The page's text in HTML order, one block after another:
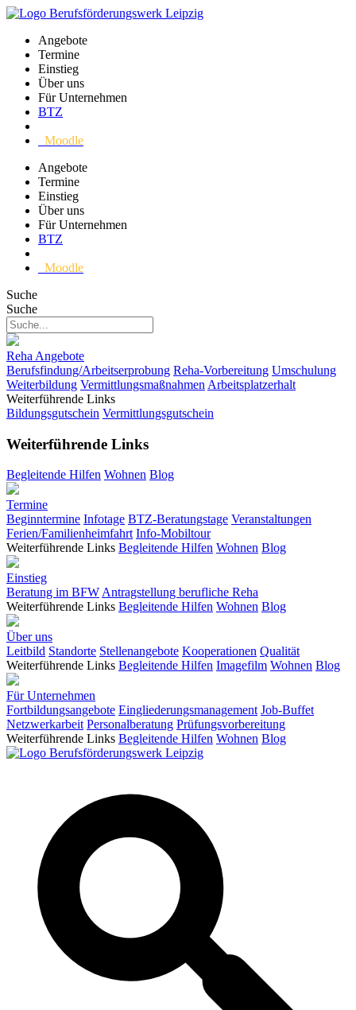
Angebote
Termine
Einstieg
Über uns
Für Unternehmen
BTZ
Moodle
Angebote
Termine
Einstieg
Über uns
Für Unternehmen
BTZ
Moodle
Suche
Suche
Reha Angebote
Berufsfindung/Arbeitserprobung Reha-Vorbereitung Umschulung
Weiterbildung Vermittlungsmaßnahmen Arbeitsplatzerhalt
Weiterführende Links
Bildungsgutschein Vermittlungsgutschein
Weiterführende Links
Begleitende Hilfen Wohnen Blog
Termine
Beginntermine Infotage BTZ-Beratungstage Veranstaltungen
Ferien/Familienheimfahrt Info-Mobiltour
Weiterführende Links Begleitende Hilfen Wohnen Blog
Einstieg
Beratung im BFWAntragstellung berufliche Reha
Weiterführende Links Begleitende Hilfen Wohnen Blog
Über uns
Leitbild Standorte Stellenangebote Kooperationen Qualität
Weiterführende Links Begleitende Hilfen Imagefilm Wohnen Blog
Für Unternehmen
Fortbildungsangebote Eingliederungsmanagement Job-Buffet
Netzwerkarbeit Personalberatung Prüfungsvorbereitung
Weiterführende Links Begleitende Hilfen Wohnen Blog